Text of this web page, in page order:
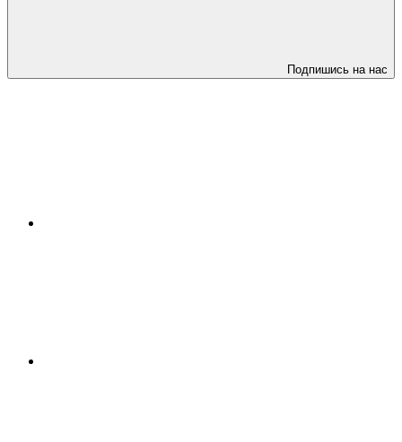
Подпишись на нас